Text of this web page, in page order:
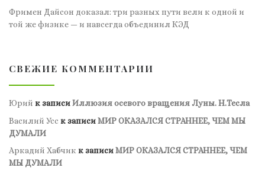
Фримен Дайсон доказал: три разных пути вели к одной и
той же физике — и навсегда объединил КЭД
СВЕЖИЕ КОММЕНТАРИИ
Юрий к записиИллюзия осевого вращения Луны. Н.Тесла
Василий Усс к записиМИР ОКАЗАЛСЯ СТРАННЕЕ, ЧЕМ МЫ
ДУМАЛИ
Аркадий Хабчик к записиМИР ОКАЗАЛСЯ СТРАННЕЕ, ЧЕМ
МЫ ДУМАЛИ